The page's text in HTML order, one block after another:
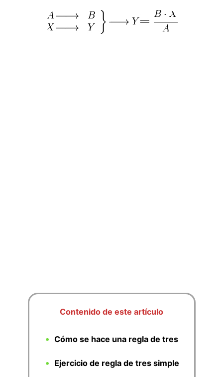
Contenido de este artículo
Cómo se hace una regla de tres
Ejercicio de regla de tres simple